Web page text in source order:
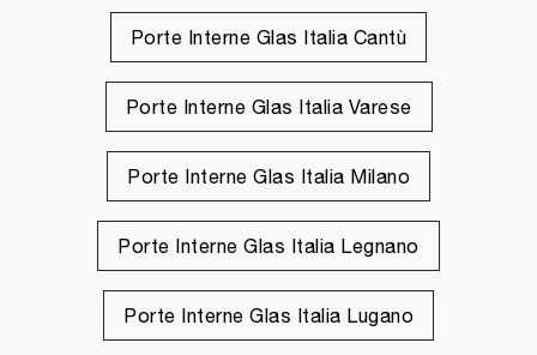
Porte Interne Glas Italia Cantù
Porte Interne Glas Italia Varese
Porte Interne Glas Italia Milano
Porte Interne Glas Italia Legnano
Porte Interne Glas Italia Lugano